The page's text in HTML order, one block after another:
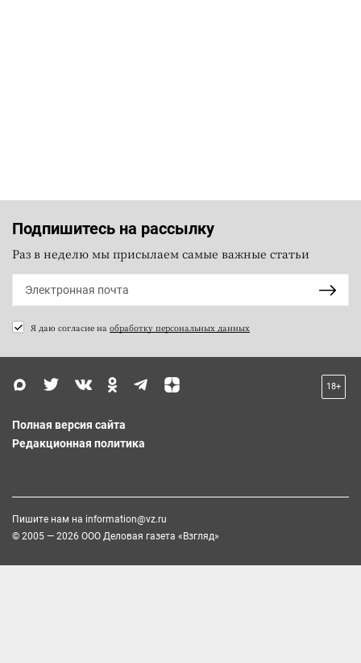
Подпишитесь на рассылку
Раз в неделю мы присылаем самые важные статьи
Я даю согласие на обработку персональных данных
18+
Полная версия сайта
Редакционная политика
Пишите нам на information@vz.ru
© 2005 — 2026 ООО Деловая газета «Взгляд»